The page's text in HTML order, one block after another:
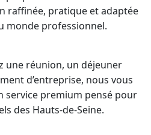
raffinée, pratique et adaptée
monde professionnel.
une réunion, un déjeuner
d’entreprise, nous vous
service premium pensé pour
des Hauts-de-Seine.